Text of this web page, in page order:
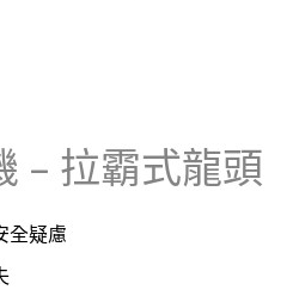
– 拉霸式龍頭
全疑慮